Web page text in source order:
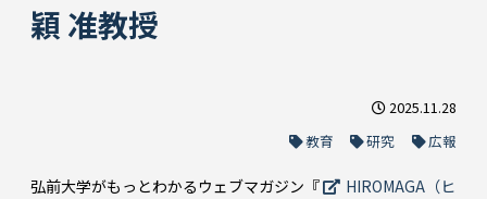
穎 准教授
2025.11.28
教育
研究 広報
弘前大学がもっとわかるウェブマガジン『
HIROMAGA（ヒ